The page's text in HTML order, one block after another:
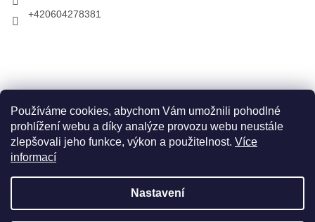
Používáme cookies, abychom Vám umožnili pohodlné
prohlížení webu a díky analýze provozu webu neustále
zlepšovali jeho funkce, výkon a použitelnost. Více
informací
Nastavení
V zahradnictví je možné osobně vybírat stromy a
dopravou. Otevřeno máme ve středu, v pátek a v neděli
+420604278381